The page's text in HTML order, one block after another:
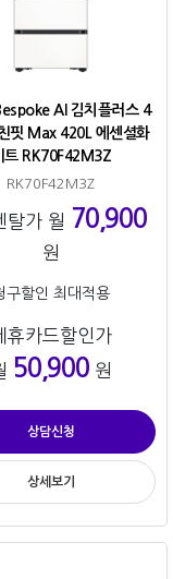
AI 김치플러스 4
핏 Max 420L 에센셜화
트 RK70F42M3Z
RK70F42M3Z
탈가 월 70,900
원
구할인 최대적용
휴카드할인가
50,900원
상담신청
상세보기